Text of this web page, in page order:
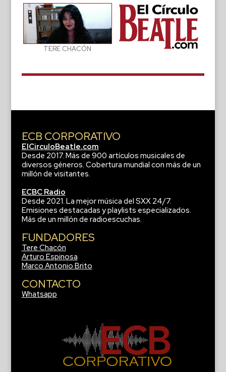
TERE CHACÓN
ECB CORPORATIVO
ElCirculoBeatle.com
Desde 2017. Más de 900 artículos musicales de
diversos géneros. Cobertura mundial con más de un
millón de visitantes.
ECBC Radio
Desde 2021. La mejor música del SXX 24/7.
Emisiones destacadas y playlists especializados.
Más de un millón de radioescuchas.
FUNDADORES
Tere Chacón
Arturo Espinosa
Marco Antonio Brito
CONTACTO
Whatsapp